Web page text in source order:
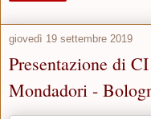
giovedì 19 settembre 2019
Presentazione di
Mondadori -